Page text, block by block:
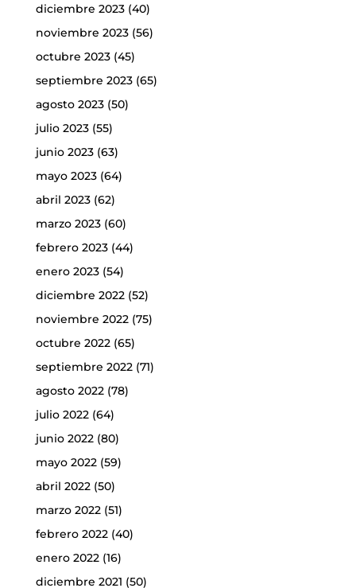
diciembre 2023(40)
noviembre 2023(56)
octubre 2023(45)
septiembre 2023(65)
agosto 2023(50)
julio 2023(55)
junio 2023(63)
mayo 2023(64)
abril 2023(62)
marzo 2023(60)
febrero 2023(44)
enero 2023(54)
diciembre 2022(52)
noviembre 2022(75)
octubre 2022(65)
septiembre 2022(71)
agosto 2022(78)
julio 2022(64)
junio 2022(80)
mayo 2022(59)
abril 2022(50)
marzo 2022(51)
febrero 2022(40)
enero 2022(16)
diciembre 2021 (50)